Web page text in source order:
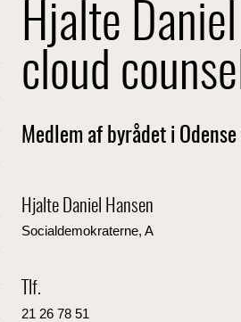
Hjalte
cloud
Medlem af byrådet i Odense
Hjalte Daniel Hansen
Socialdemokraterne, A
Tlf.
21 26 78 51